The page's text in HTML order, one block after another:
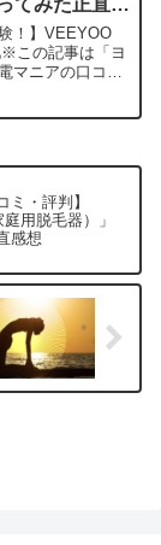
！】VEEYOO
この記事は「ヨ
マニアの口コ
ミ・評判】
用脱毛器）」
感想